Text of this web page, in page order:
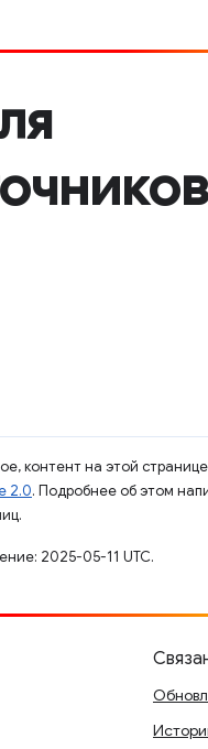
контент на этой
2.0. Подробнее об этом
2025-05-11 UTC.